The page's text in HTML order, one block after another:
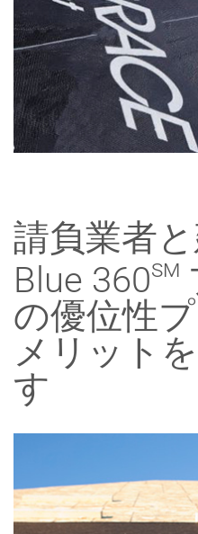
請負業者
Blue 360sm
の優位性
メリット
す